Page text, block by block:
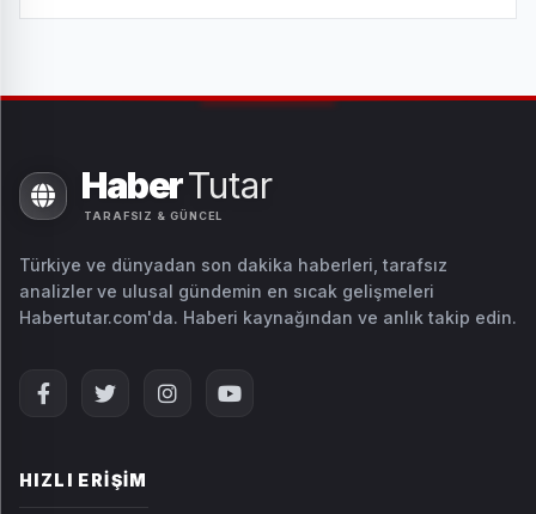
HaberTutar
TARAFSIZ & GÜNCEL
Türkiye ve dünyadan son dakika haberleri, tarafsız
analizler ve ulusal gündemin en sıcak gelişmeleri
Habertutar.com'da. Haberi kaynağından ve anlık takip edin.
HIZLI ERIŞIM